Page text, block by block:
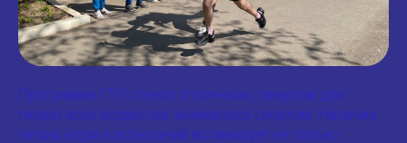
Программа ГТО служит отличным стимулом для
людей всех возрастов заниматься спортом. Наличие
четких норм и испытаний мотивирует не только